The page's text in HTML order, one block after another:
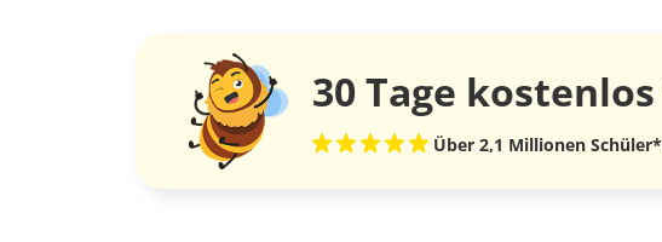
30 Tage kostenlos
Über 2,1 Millionen